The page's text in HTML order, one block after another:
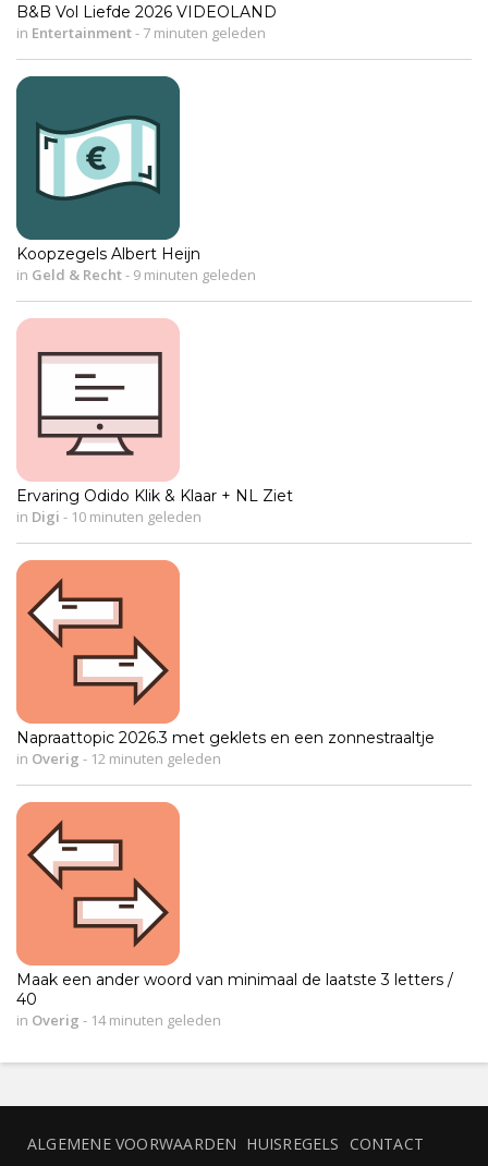
B&B Vol Liefde 2026 VIDEOLAND
in Entertainment- 7 minuten geleden
Koopzegels Albert Heijn
in Geld & Recht- 9 minuten geleden
Ervaring Odido Klik & Klaar + NL Ziet
in Digi - 10 minuten geleden
Napraattopic 2026.3 met geklets en een zonnestraaltje
in Overig - 12 minuten geleden
Maak een ander woord van minimaal de laatste 3 letters /
40
in Overig - 14 minuten geleden
ALGEMENE VOORWAARDEN HUISREGELS CONTACT